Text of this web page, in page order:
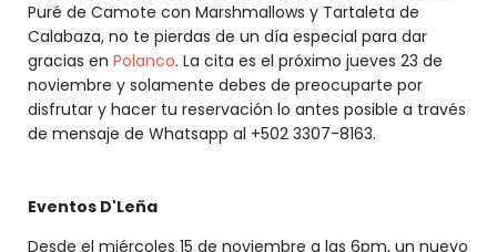
Puré de Camote con Marshmallows y Tartaleta de
Calabaza, no te pierdas de un día especial para dar
gracias en Polanco. La cita es el próximo jueves 23 de
noviembre y solamente debes de preocuparte por
disfrutar y hacer tu reservación lo antes posible a través
de mensaje de Whatsapp al +502 3307-8163.
Eventos D'Leña
Desde el miércoles 15 de noviembre a las 6pm, un nuevo